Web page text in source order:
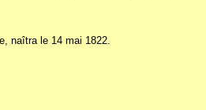
naîtra le 14 mai 1822.